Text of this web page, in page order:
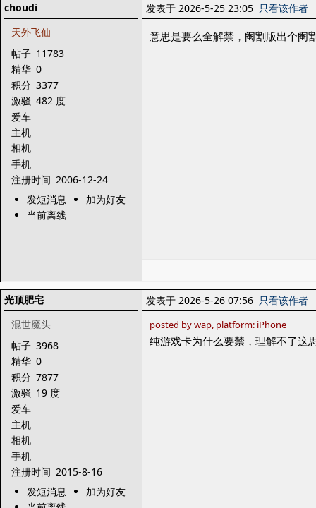
choudi
天外飞仙
帖子 11783
精华 0
积分 3377
激骚 482 度
爱车
主机
相机
手机
注册时间 2006-12-24
发短消息
加为好友
当前离线
发表于 2026-5-25 23:05 只看该作者
意思是要么全解禁，阉割版出个阉
光顶肥宅
混世魔头
帖子 3968
精华 0
积分 7877
激骚 19 度
爱车
主机
相机
手机
注册时间 2015-8-16
发短消息
加为好友
发表于 2026-5-26 07:56 只看该作者
posted by wap, platform: iPhone
纯游戏卡为什么要禁，理解不了这